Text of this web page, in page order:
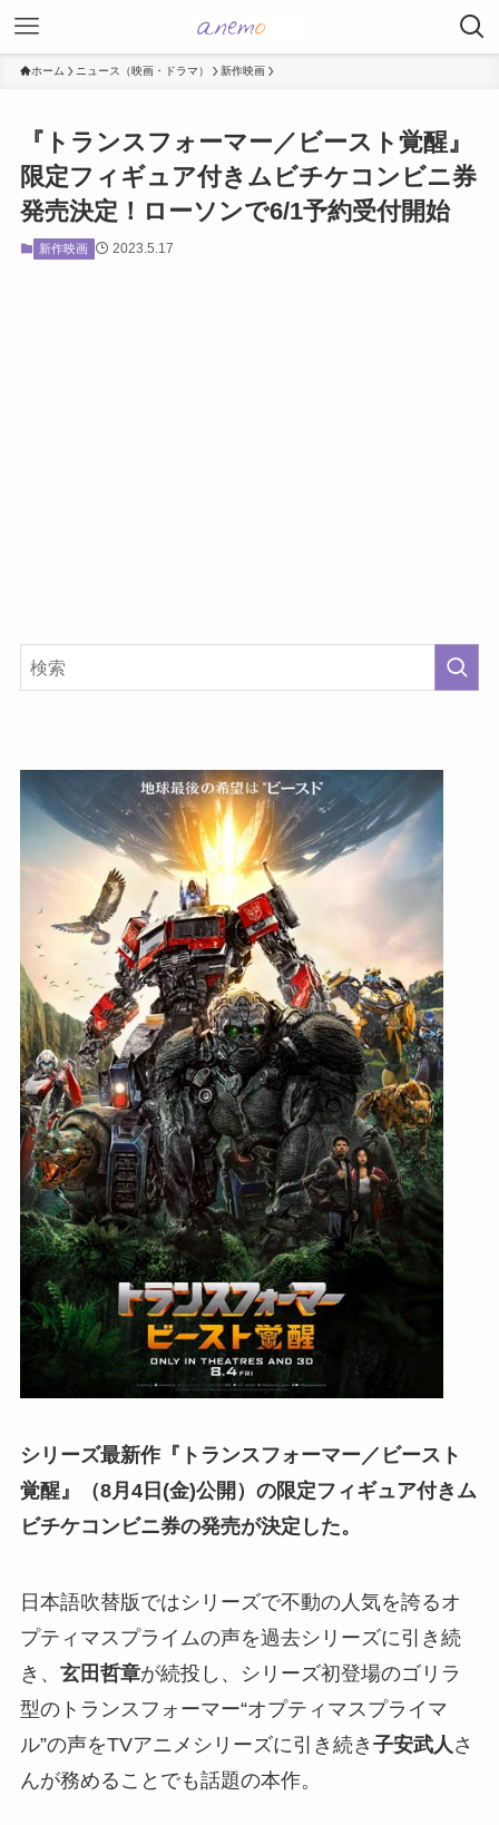
ホーム ニュース（映画・ドラマ） 新作映画
『トランスフォーマー／ビースト覚醒』
限定フィギュア付きムビチケコンビニ券
発売決定！ローソンで6/1予約受付開始
新作映画 2023.5.17
シリーズ最新作『トランスフォーマー／ビースト
覚醒』（8月4日(金)公開）の限定フィギュア付きム
ビチケコンビニ券の発売が決定した。
日本語吹替版ではシリーズで不動の人気を誇るオ
プティマスプライムの声を過去シリーズに引き続
き、 玄田哲章が続投し、シリーズ初登場のゴリラ
型のトランスフォーマー“オプティマスプライマ
ル”の声をTVアニメシリーズに引き続き 子安武人さ
んが務めることでも話題の本作。